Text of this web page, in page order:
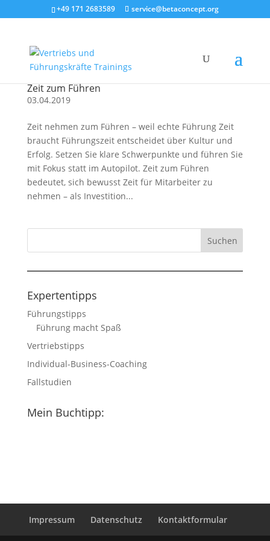
+49 171 2683589 service@betaconcept.org
Zeit zum Führen
03.04.2019
Zeit nehmen zum Führen – weil echte Führung Zeit
braucht Führungszeit entscheidet über Kultur und
Erfolg. Setzen Sie klare Schwerpunkte und führen Sie
mit Fokus statt im Autopilot. Zeit zum Führen
bedeutet, sich bewusst Zeit für Mitarbeiter zu
nehmen – als Investition...
Expertentipps
Führungstipps
Führung macht Spaß
Vertriebstipps
Individual-Business-Coaching
Fallstudien
Mein Buchtipp:
Impressum Datenschutz Kontaktformular